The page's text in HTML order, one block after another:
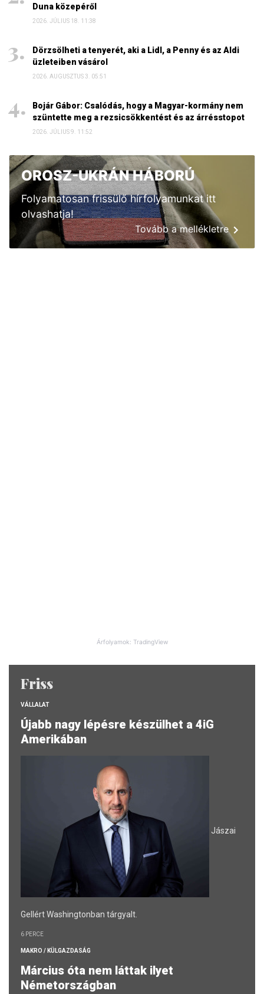
Duna közepéről
2026. JÚLIUS 18. 11:38
Dörzsölheti a tenyerét, aki a Lidl, a Penny és az Aldi
üzleteiben vásárol
2026. AUGUSZTUS 3. 05:51
Bojár Gábor: Csalódás, hogy a Magyar-kormány nem
szüntette meg a rezsicsökkentést és az árrésstopot
2026. JÚLIUS 9. 11:52
OROSZ-UKRÁN HÁBORÚ
Folyamatosan frissülő hírfolyamunkat itt
olvashatja!
Tovább a mellékletre
Árfolyamok: TradingView
Friss
VÁLLALAT
Újabb nagy lépésre készülhet a 4iG
Amerikában
Jászai
Gellért Washingtonban tárgyalt.
6 PERCE
MAKRO / KÜLGAZDASÁG
Március óta nem láttak ilyet
Németországban